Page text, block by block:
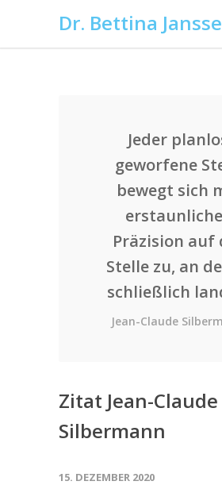
Dr. Bettina
Jeder
geworfene
bewegt sich
Präzision auf
Stelle zu, an
schließlich
Jean-Claude
Zitat Jean-Claude
Silbermann
15. DEZEMBER 2020